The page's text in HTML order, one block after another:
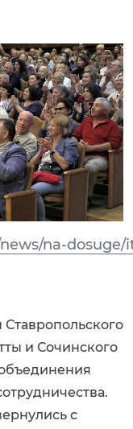
na-
и Сочинского
с